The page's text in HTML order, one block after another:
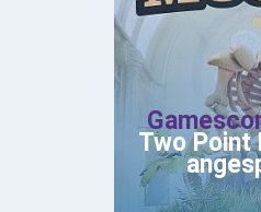
Two Point